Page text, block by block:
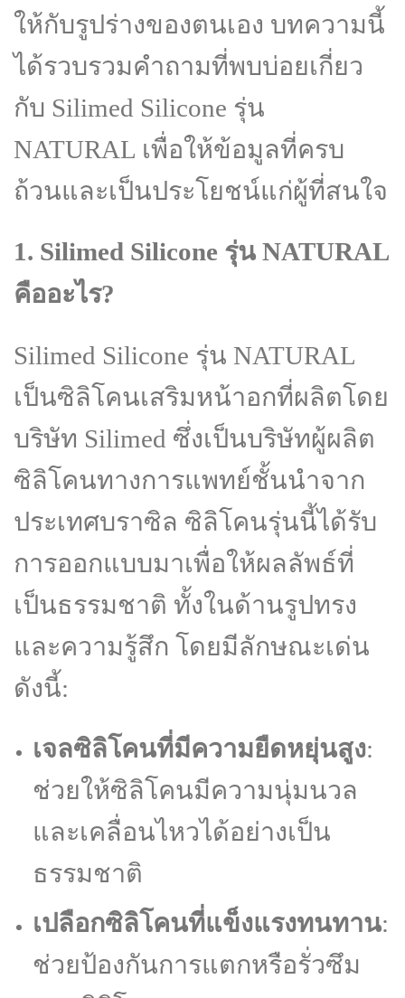
ให้กับรูปร่างของตนเอง บทความนี้
ได้รวบรวมคำถามที่พบบ่อยเกี่ยว
กับ Silimed Silicone รุ่น
NATURAL เพื่อให้ข้อมูลที่ครบ
ถ้วนและเป็นประโยชน์แก่ผู้ที่สนใจ
1. Silimed Silicone รุ่น NATURAL
คืออะไร?
Silimed Silicone รุ่น NATURAL
เป็นซิลิโคนเสริมหน้าอกที่ผลิตโดย
บริษัท Silimed ซึ่งเป็นบริษัทผู้ผลิต
ซิลิโคนทางการแพทย์ชั้นนำจาก
ประเทศบราซิล ซิลิโคนรุ่นนี้ได้รับ
การออกแบบมาเพื่อให้ผลลัพธ์ที่
เป็นธรรมชาติ ทั้งในด้านรูปทรง
และความรู้สึก โดยมีลักษณะเด่น
ดังนี้:
เจลซิลิโคนที่มีความยืดหยุ่นสูง:
ช่วยให้ซิลิโคนมีความนุ่มนวล
และเคลื่อนไหวได้อย่างเป็น
ธรรมชาติ
เปลือกซิลิโคนที่แข็งแรงทนทาน:
ช่วยป้องกันการแตกหรือรั่วซึม